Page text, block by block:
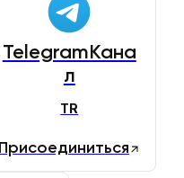
TelegramКана
л
TR
Присоединиться